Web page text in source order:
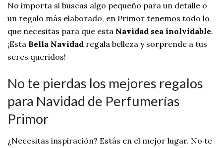
No importa si buscas algo pequeño para un detalle o
un regalo más elaborado, en Primor tenemos todo lo
que necesitas para que esta Navidad sea inolvidable.
¡Esta Bella Navidad regala belleza y sorprende a tus
seres queridos!
No te pierdas los mejores regalos
para Navidad de Perfumerías
Primor
¿Necesitas inspiración? Estás en el mejor lugar. No te